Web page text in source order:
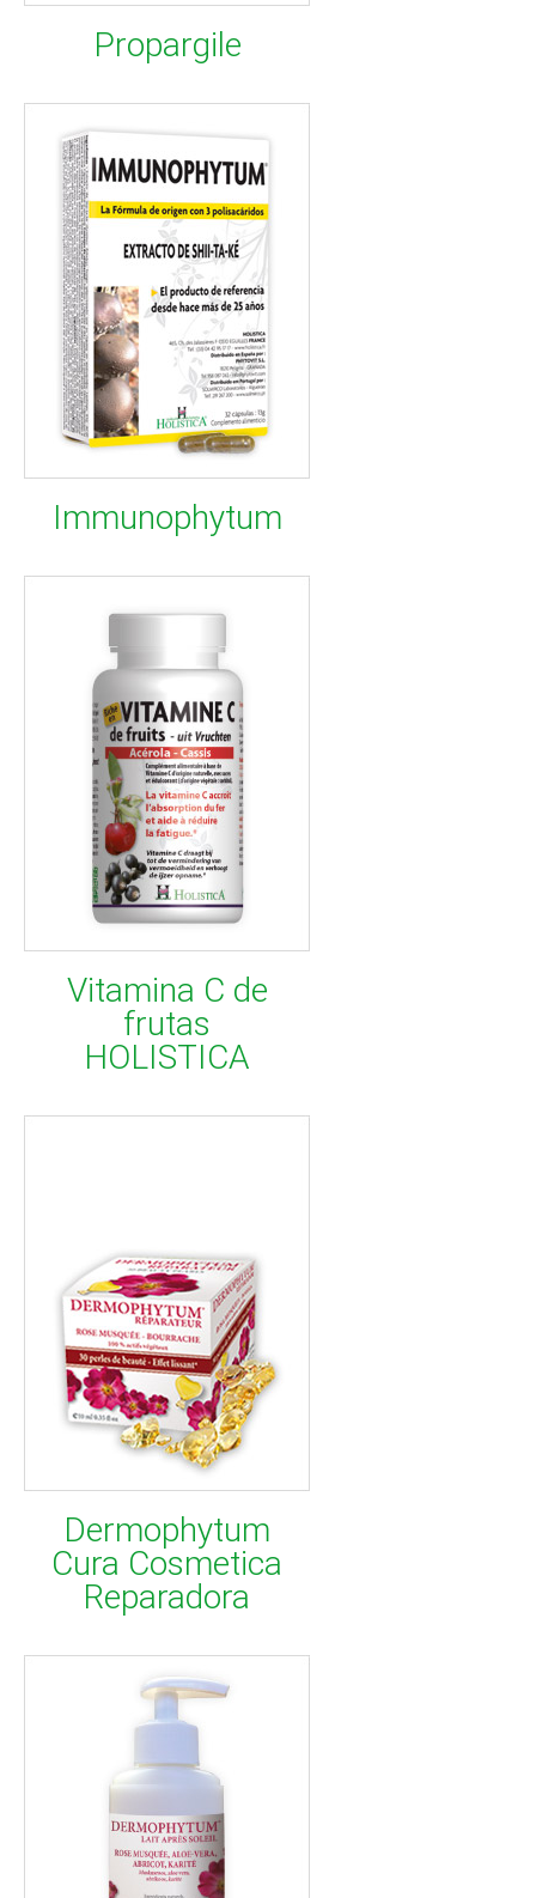
Propargile
Immunophytum
Vitamina C de
frutas
HOLISTICA
Dermophytum
Cura Cosmetica
Reparadora